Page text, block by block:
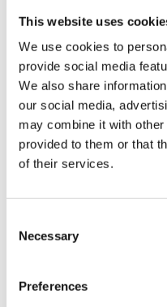
This website uses
We use cookies to
provide social media
We also share
our social media,
may combine it with
provided to them or that
of their services.
Selection
Necessary
Preferences
GCC